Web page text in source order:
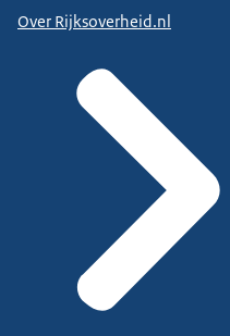
Over Rijksoverheid.nl